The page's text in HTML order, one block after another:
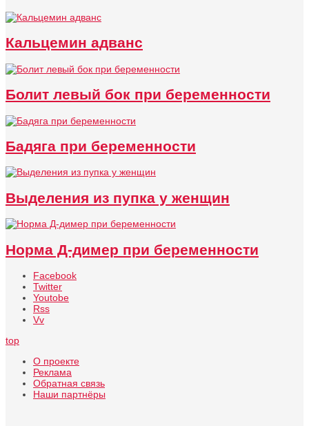
Кальцемин адванс
Болит левый бок при беременности
Бадяга при беременности
Выделения из пупка у женщин
Норма Д-димер при беременности
Facebook
Twitter
Youtobe
Rss
Vv
top
О проекте
Реклама
Обратная связь
Наши партнёры